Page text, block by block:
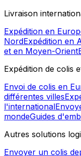
Livraison
Expédition en
NordExpédition en
et en Moyen-Orient
Expédition de colis
Envoi de colis en
différentes villes
l'international
mondeGuides
Autres solutions
Envoyer un colis